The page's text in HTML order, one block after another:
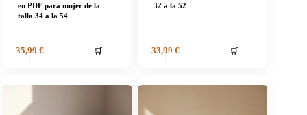
en PDF para mujer de la
talla 34 a la 54
35,99 € 🛒
32 a la 52
33,99 € 🛒